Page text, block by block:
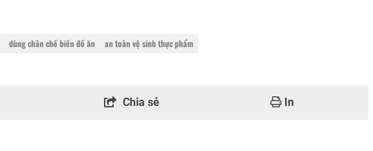
dùng chân chế biến đồ ăn an toàn vệ sinh thực phẩm
Chia sẻ In